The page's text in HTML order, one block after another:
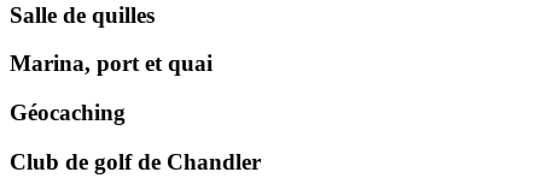
Salle de quilles
Marina, port et quai
Géocaching
Club de golf de Chandler